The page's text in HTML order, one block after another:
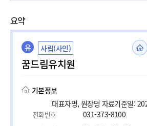
요약
유 사립(사인)
꿈드림유치원
기본정보
대표자명, 원장명 자료기준일:
전화번호 031-373-8100